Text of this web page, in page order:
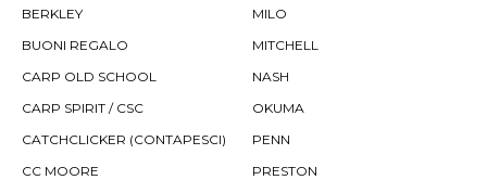
BERKLEY
BUONI REGALO
CARP OLD SCHOOL
CARP SPIRIT / CSC
CATCHCLICKER (CONTAPESCI)
CC MOORE
MILO
MITCHELL
NASH
OKUMA
PENN
PRESTON